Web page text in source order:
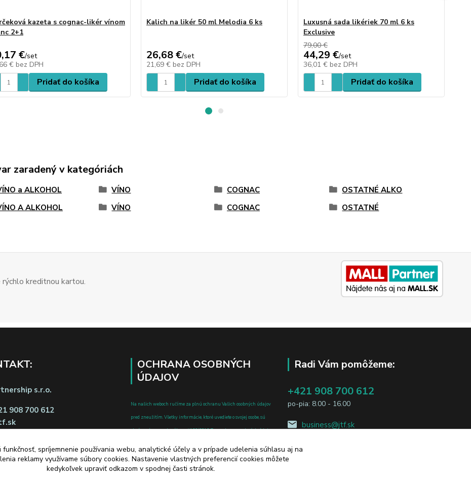
kazeta s cognac-likér vínom
2+1
€/set
€ bez DPH
Pridať do košíka
Kalich na likér 50 ml Melodia 6 ks
26,68 €/set
21,69 € bez DPH
Pridať do košíka
Luxusná sada likériek 70 ml 6 ks
Exclusive
79,00 €
44,29 €/set
36,01 € bez DPH
Pridať do košíka
zaradený v kategóriách
a ALKOHOL VÍNO COGNAC
OSTATNÉ ALKO
A ALKOHOL
VÍNO COGNAC OSTATNÉ
kreditnou kartou.
s.r.o.
908 700 612
od zmluvy tu
OCHRANA OSOBNÝCH
ÚDAJOV
Na našich weboch ručíme za plnú ochranu Vašich osobných údajov
pred zneužitím. Všetky informácie, ktoré uvediete o svojej osobe, sú
chránené v zmysle zákona č.122/2013 Z.z. o ochrane osobných údajov
Radi Vám pomôžeme:
+421 908 700 612
po-pia: 8.00 - 16.00
business@jtf.sk
funkčnosť, spríjemnenie používania webu, analytické účely a v prípade udelenia súhlasu aj na
reklamy využívame súbory cookies. Nastavenie vlastných preferencií cookies môžete
kedykoľvek upraviť odkazom v spodnej časti stránok.